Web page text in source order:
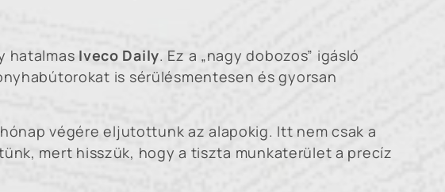
hatalmas Iveco Daily. Ez a „nagy dobozos” igásló
is sérülésmentesen és gyorsan
végére eljutottunk az alapokig. Itt nem csak a
mert hisszük, hogy a tiszta munkaterület a precíz